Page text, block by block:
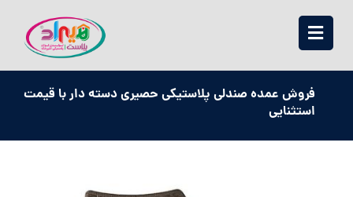
فروش عمده صندلی پلاستیکی حصیری دسته دار با قیمت
استثنایی